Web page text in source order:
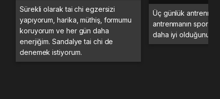
Sürekli olarak tai chi egzersizi
yapıyorum, harika, müthiş, formumu
koruyorum ve her gün daha
enerjiğim. Sandalye tai chi de
denemek istiyorum.
Üç günlük
antrenmanın spor
daha iyi olduğunu